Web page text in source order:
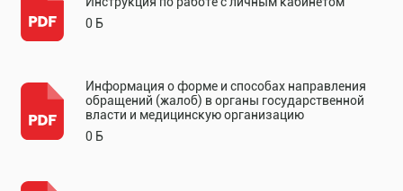
0 Б
Информация о форме и способах направления
обращений (жалоб) в органы государственной
власти и медицинскую организацию
0 Б